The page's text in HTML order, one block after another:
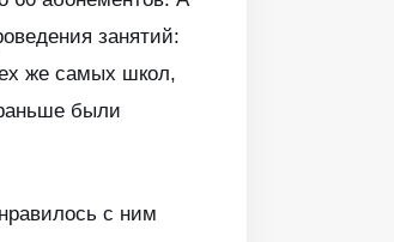
занятий:
же самых школ,
были
с ним